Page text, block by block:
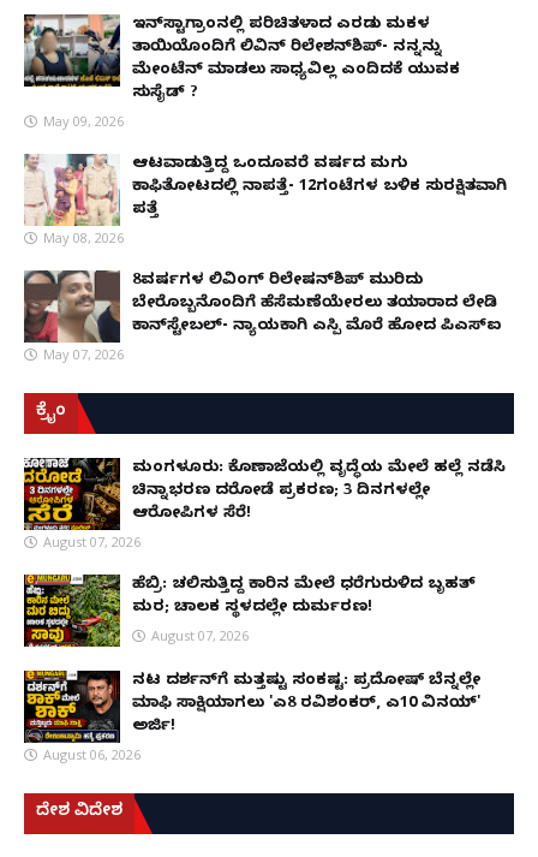
ಇನ್​ಸ್ಟಾಗ್ರಾಂನಲ್ಲಿ ಪರಿಚಿತಳಾದ ಎರಡು ಮಕ್ಕಳ
ತಾಯಿಯೊಂದಿಗೆ ಲಿವಿನ್ ರಿಲೇಶನ್​ಶಿಪ್- ನನ್ನನ್ನು
ಮೇಂಟೆನ್ ಮಾಡಲು ಸಾಧ್ಯವಿಲ್ಲ ಎಂದಿದಕ್ಕೆ ಯುವಕ
ಸುಸೈಡ್ ?
May 09, 2026
ಆಟವಾಡುತ್ತಿದ್ದ ಒಂದೂವರೆ ವರ್ಷದ ಮಗು
ಕಾಫಿತೋಟದಲ್ಲಿ ನಾಪತ್ತೆ- 12ಗಂಟೆಗಳ ಬಳಿಕ ಸುರಕ್ಷಿತವಾಗಿ
ಪತ್ತೆ
May 08, 2026
8ವರ್ಷಗಳ ಲಿವಿಂಗ್‌ ರಿಲೇಷನ್‌ಶಿಪ್ ಮುರಿದು
ಬೇರೊಬ್ಬನೊಂದಿಗೆ ಹೆಸೆಮಣೆಯೇರಲು ತಯಾರಾದ ಲೇಡಿ
ಕಾನ್‌ಸ್ಟೇಬಲ್- ನ್ಯಾಯಕ್ಕಾಗಿ ಎಸ್ಪಿ ಮೊರೆ ಹೋದ ಪಿಎಸ್ಐ
May 07, 2026
ಕ್ರೈಂ
ಮಂಗಳೂರು: ಕೊಣಾಜೆಯಲ್ಲಿ ವೃದ್ಧೆಯ ಮೇಲೆ ಹಲ್ಲೆ ನಡೆಸಿ
ಚಿನ್ನಾಭರಣ ದರೋಡೆ ಪ್ರಕರಣ; 3 ದಿನಗಳಲ್ಲೇ
ಆರೋಪಿಗಳ ಸೆರೆ!
August 07, 2026
ಹೆಬ್ರಿ: ಚಲಿಸುತ್ತಿದ್ದ ಕಾರಿನ ಮೇಲೆ ಧರೆಗುರುಳಿದ ಬೃಹತ್
ಮರ; ಚಾಲಕ ಸ್ಥಳದಲ್ಲೇ ದುರ್ಮರಣ!
August 07, 2026
ನಟ ದರ್ಶನ್‌ಗೆ ಮತ್ತಷ್ಟು ಸಂಕಷ್ಟ: ಪ್ರದೋಷ್ ಬೆನ್ನಲ್ಲೇ
ಮಾಫಿ ಸಾಕ್ಷಿಯಾಗಲು 'ಎ8 ರವಿಶಂಕರ್, ಎ10 ವಿನಯ್'
ಅರ್ಜಿ!
August 06, 2026
ದೇಶ ವಿದೇಶ